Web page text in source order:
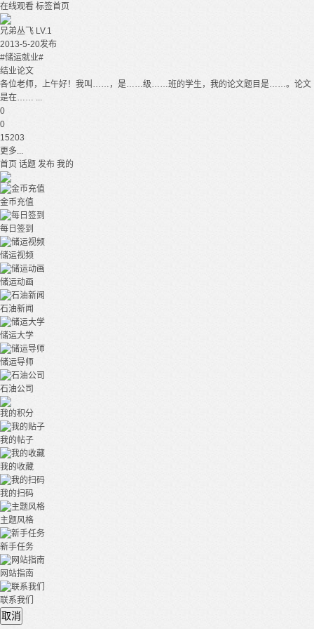
在线观看 标签首页
兄弟丛飞 LV.1
2013-5-20发布
#储运就业#
结业论文
各位老师，上午好！我叫……，是……级……班的学生，我的论文题目是……。论文
是在…… ...
0
0
15203
更多...
首页 话题 发布 我的
金币充值
每日签到
储运视频
储运动画
石油新闻
储运大学
储运导师
石油公司
我的积分
我的帖子
我的收藏
我的扫码
主题风格
新手任务
网站指南
联系我们
取消